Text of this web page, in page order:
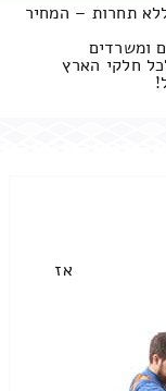
תחרות – המחיר
ומשרדים
חלקי הארץ
אז